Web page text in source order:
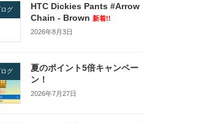
グ
HTC Dickies Pants #Arrow
Chain - Brown 新着!!
2026年8月3日
グ
夏のポイント5倍キャンペー
ン！
2026年7月27日